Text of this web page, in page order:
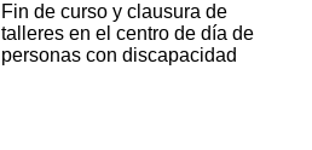
Fin de curso y clausura de
talleres en el centro de día de
personas con discapacidad